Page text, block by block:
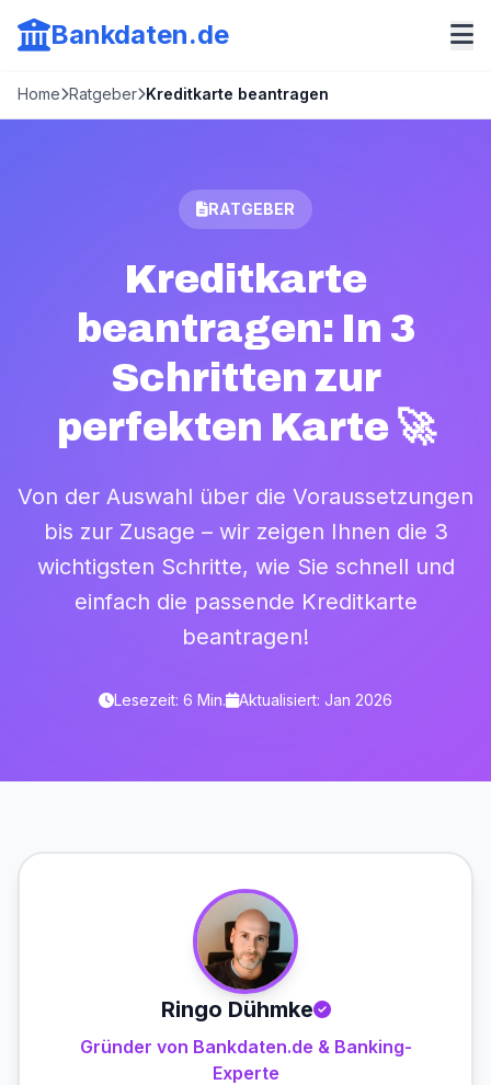
Bankdaten.de
Home Ratgeber Kreditkarte beantragen
RATGEBER
Kreditkarte
beantragen: In 3
Schritten zur
perfekten Karte 🚀
Von der Auswahl über die Voraussetzungen
bis zur Zusage – wir zeigen Ihnen die 3
wichtigsten Schritte, wie Sie schnell und
einfach die passende Kreditkarte
beantragen!
Lesezeit: 6 Min. Aktualisiert: Jan 2026
Ringo Dühmke
Gründer von Bankdaten.de & Banking-
Experte